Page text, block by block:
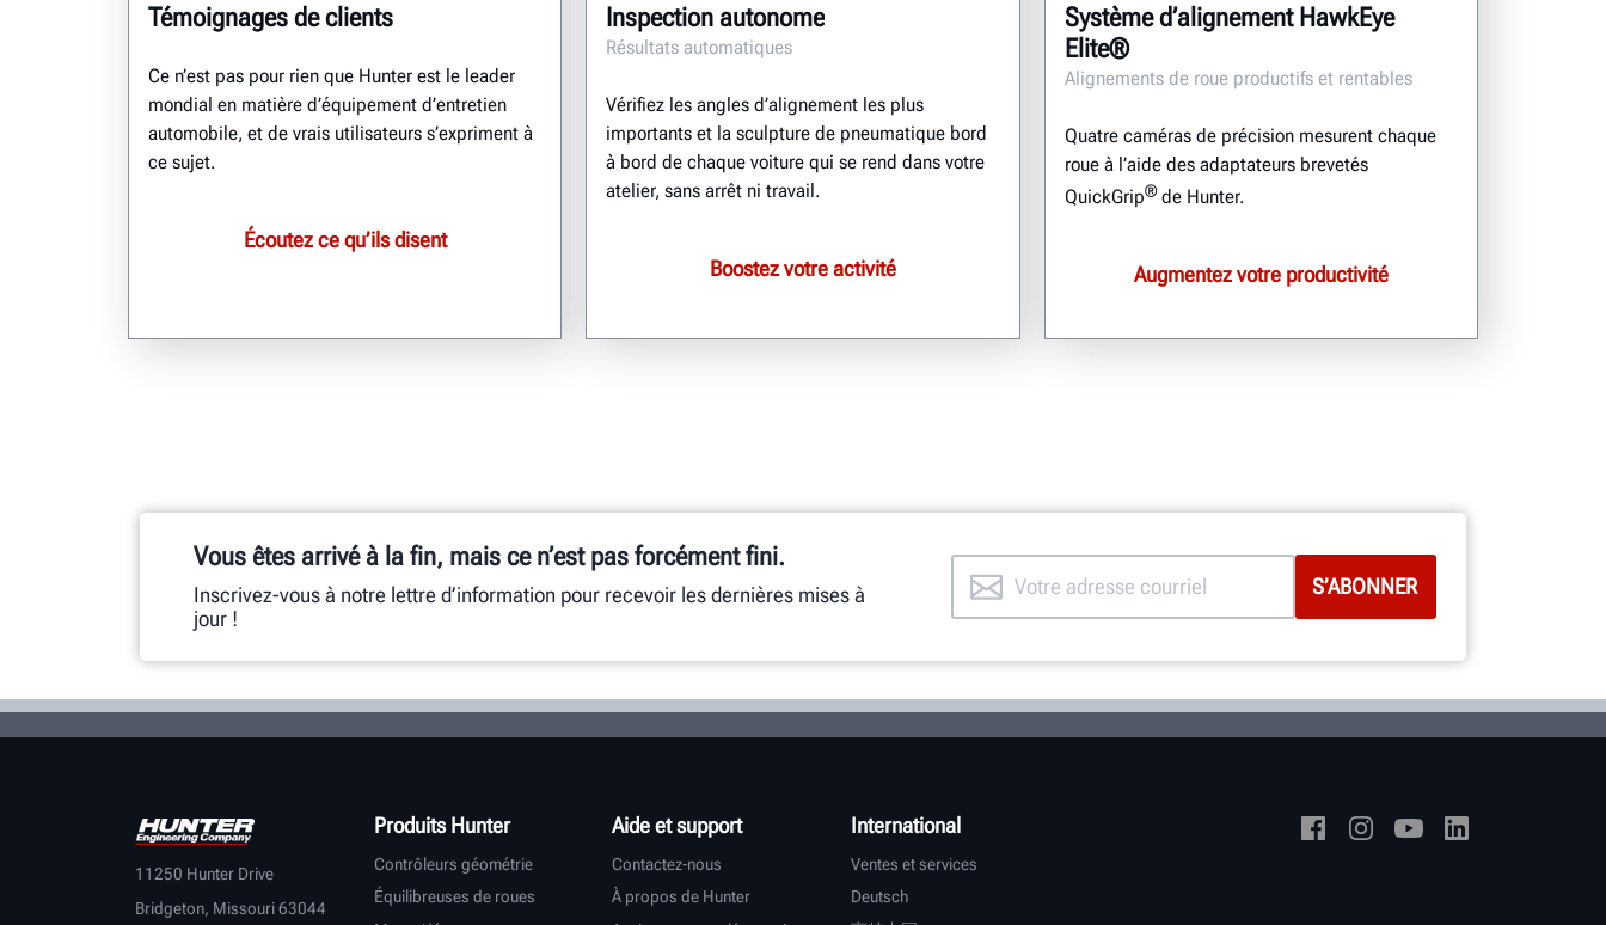
Témoignages de clients
Ce n’est pas pour rien que Hunter est le leader
mondial en matière d’équipement d’entretien
automobile, et de vrais utilisateurs s’expriment à
ce sujet.
Écoutez ce qu’ils disent
Inspection autonome
Résultats automatiques
Vérifiez les angles d’alignement les plus
importants et la sculpture de pneumatique bord
à bord de chaque voiture qui se rend dans votre
atelier, sans arrêt ni travail.
Boostez votre activité
Système d’alignement HawkEye
Elite®
Alignements de roue productifs et rentables
Quatre caméras de précision mesurent chaque
roue à l’aide des adaptateurs brevetés
QuickGrip®de Hunter.
Augmentez votre productivité
Vous êtes arrivé à la fin, mais ce n’est pas forcément fini.
Inscrivez-vous à notre lettre d’information pour recevoir les dernières mises à
jour !
11250 Hunter Drive
Bridgeton, Missouri 63044
Produits Hunter
Contrôleurs géométrie
Équilibreuses de roues
Aide et support
Contactez-nous
À propos de Hunter
International
Ventes et services
Deutsch